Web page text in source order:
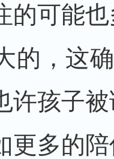
的可能
的，这
许孩子
更多的